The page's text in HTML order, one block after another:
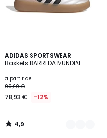
ADIDAS SPORTSWEAR
Baskets BARREDA MUNDIAL
à partir de
90,00 €
78,93 € -12%
4,9
/ 5
3
Couleurs
4,9
/